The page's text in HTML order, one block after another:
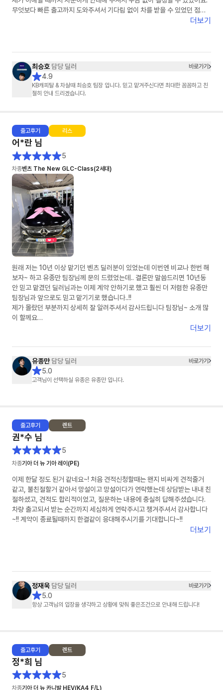
무엇보다 빠른 출고까지 도와주셔서 기다림 없이 차를 받을 수 있었던 점이
덕분에 기분 좋게 차를 인도받았습니다.
진심으로 감사드립니다. 😊
더보기
최승호 담당 딜러 바로가기
4.9
KB캐피탈 & 차살때 최승호 팀장 입니다. 믿고 맡겨주신다면 최대한 꼼꼼하고 친
절히 안내 드리겠습니다.
출고후기 리스
어*란 님
5
차종벤츠 The New GLC-Class(2세대)
원래 저는 10년 이상 맡기던 벤츠 딜러분이 있었는데 이번엔 비교나 한번 해
보자~ 하고 유종만 팀장님께 문의 드렸었는데.. 결론만 말씀드리면 10년동
안 믿고 맡겼던 딜러님과는 이제 계약 안하기로 했고 훨씬 더 저렴한 유종만
팀장님과 앞으로도 믿고 맡기기로 했습니다..!!
제가 몰랐던 부분까지 상세히 잘 알려주셔서 감사드립니다 팀장님~ 소개 많
이 할께요
더보기
유종만 담당 딜러 바로가기
5.0
고객님이 선택하실 유종은 유종만 입니다.
출고후기 렌트
권*수 님
5
차종기아 더 뉴 기아 레이(PE)
이제 한달 정도 된거 같네요~! 처음 견적신청할때는 왠지 비싸게 견적줄거
같고, 불친절할거 같아서 망설이고 망설이다가 연락했는데 상담받는 내내 친
절하셨고, 견적도 합리적이었고, 질문하는 내용에 충실히 답해주셨습니다.
차량 출고되서 받는 순간까지 세심하게 연락주시고 챙겨주셔서 감사합니다
~!! 계약이 종료될때까지 한결같이 응대해주시기를 기대합니다~!!
더보기
정재욱 담당 딜러 바로가기
5.0
항상 고객님의 입장을 생각하고 상황에 맞춰 좋은조건으로 안내해 드립니다!
출고후기 렌트
정*희 님
5
차종기아 더 뉴 카니발 HEV(KA4 F/L)